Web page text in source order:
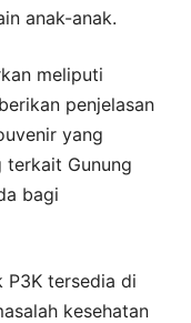
anak-anak.
meliputi
penjelasan
yang
terkait Gunung
bagi
P3K tersedia di
kesehatan